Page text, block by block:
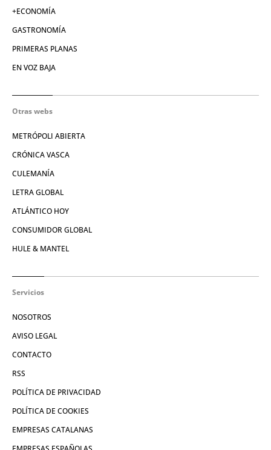
+ECONOMÍA
GASTRONOMÍA
PRIMERAS PLANAS
EN VOZ BAJA
Otras webs
METRÓPOLI ABIERTA
CRÓNICA VASCA
CULEMANÍA
LETRA GLOBAL
ATLÁNTICO HOY
CONSUMIDOR GLOBAL
HULE & MANTEL
Servicios
NOSOTROS
AVISO LEGAL
CONTACTO
RSS
POLÍTICA DE PRIVACIDAD
POLÍTICA DE COOKIES
EMPRESAS CATALANAS